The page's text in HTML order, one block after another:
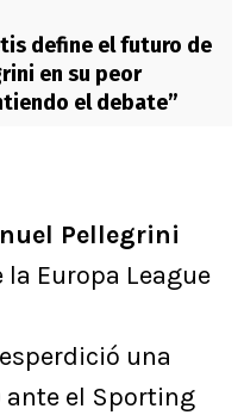
define el futuro de
en su peor
el debate”
Pellegrini
Europa League
una
ante el Sporting